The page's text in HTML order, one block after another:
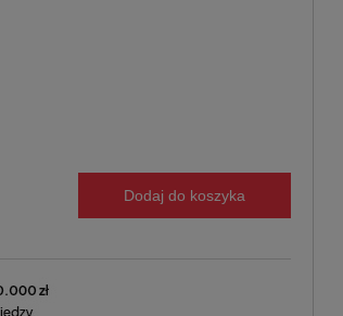
Dodaj do koszyka